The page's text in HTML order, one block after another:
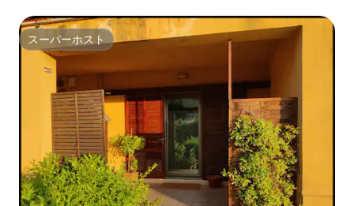
スーパーホスト
スーパーホスト